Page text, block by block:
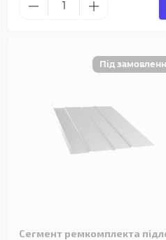
Сегмент ремкомплекта